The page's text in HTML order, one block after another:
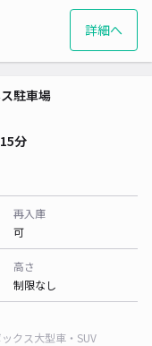
詳細へ
駐車場
分
再入庫
可
高さ
制限なし
クス大型車・SUV